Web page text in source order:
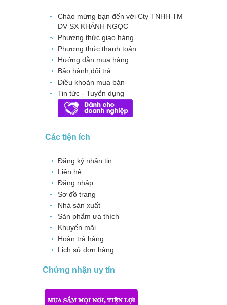
Chào mừng bạn đến với Cty TNHH TM
DV SX KHÁNH NGỌC
Phương thức giao hàng
Phương thức thanh toán
Hướng dẫn mua hàng
Bảo hành,đổi trả
Điều khoản mua bán
Tin tức - Tuyển dụng
Các tiện ích
Đăng ký nhận tin
Liên hệ
Đăng nhập
Sơ đồ trang
Nhà sản xuất
Sản phẩm ưa thích
Khuyến mãi
Hoàn trả hàng
Lịch sử đơn hàng
Chứng nhận uy tín